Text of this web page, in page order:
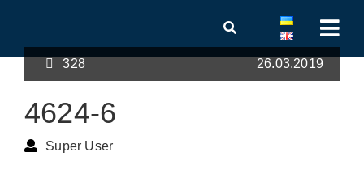
328 26.03.2019
4624-6
Super User